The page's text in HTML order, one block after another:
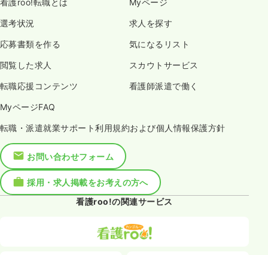
看護roo!転職とは Myページ
選考状況 求人を探す
応募書類を作る 気になるリスト
閲覧した求人 スカウトサービス
転職応援コンテンツ 看護師派遣で働く
MyページFAQ
転職・派遣就業サポート利用規約および個人情報保護方針
お問い合わせフォーム
採用・求人掲載をお考えの方へ
看護roo!の関連サービス